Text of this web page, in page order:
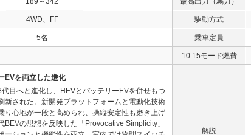
4WD、FF 駆動方式
5名 乗車定員
--- 10.15モード燃費
EVを両立した進化
目へと進化し、HEVとバッテリーEVを併せもつ
新された。新開発プラットフォームと電動化技術
り心地が一段と高められ、操縦安定性も磨き上げ
BEVの思想を反映した「Provocative Simplicity」
解説